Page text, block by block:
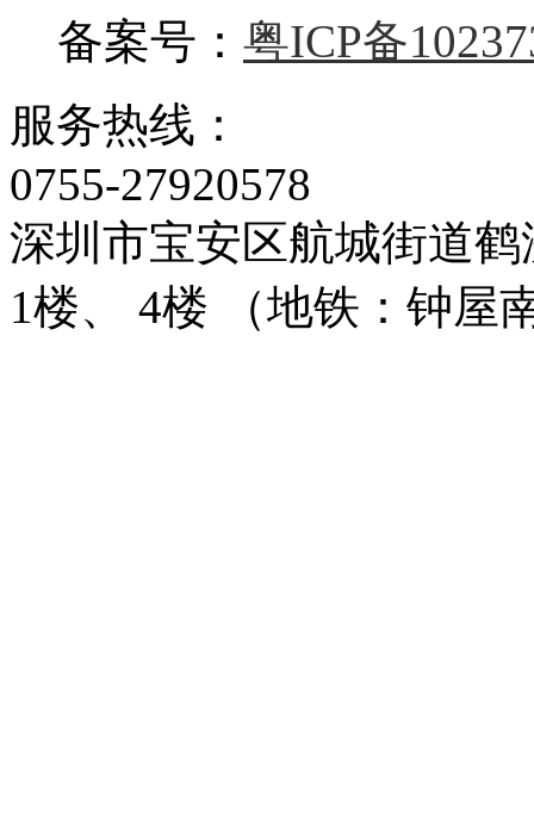
备案号： 粤ICP备
服务热线：
0755-27920578
深圳市宝安区航城街道
1楼、 4楼 （地铁：钟屋